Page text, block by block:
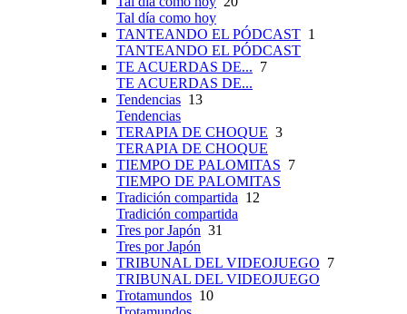
Tal día como hoy
TANTEANDO EL PÓDCAST 1
TANTEANDO EL PÓDCAST
TE ACUERDAS DE... 7
TE ACUERDAS DE...
Tendencias 13
Tendencias
TERAPIA DE CHOQUE 3
TERAPIA DE CHOQUE
TIEMPO DE PALOMITAS 7
TIEMPO DE PALOMITAS
Tradición compartida 12
Tradición compartida
Tres por Japón 31
Tres por Japón
TRIBUNAL DEL VIDEOJUEGO 7
TRIBUNAL DEL VIDEOJUEGO
Trotamundos 10